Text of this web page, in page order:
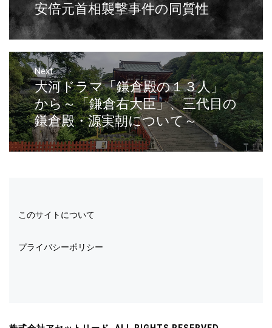
安倍元首相襲撃事件の同質性
Next
大河ドラマ「鎌倉殿の１３人」
から～「鎌倉右大臣」、三代目の
鎌倉殿・源実朝について～
このサイトについて
プライバシーポリシー